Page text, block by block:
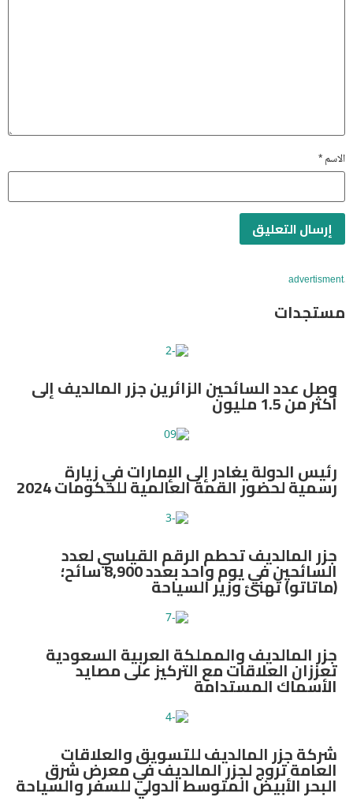
الاسم*
advertisment
مستجدات
وصل عدد السائحين الزائرين جزر المالديف إلى
أكثر من 1.5 مليون
رئيس الدولة يغادر إلى الإمارات في زيارة
رسمية لحضور القمة العالمية للحكومات 2024
جزر المالديف تحطم الرقم القياسي لعدد
السائحين في يوم واحد بعدد 8,900 سائح؛
(ماتاتو) تهنئ وزير السياحة
جزر المالديف والمملكة العربية السعودية
تعززان العلاقات مع التركيز على مصايد
الأسماك المستدامة
شركة جزر المالديف للتسويق والعلاقات
العامة تروج لجزر المالديف في معرض شرق
البحر الأبيض المتوسط الدولي للسفر والسياحة